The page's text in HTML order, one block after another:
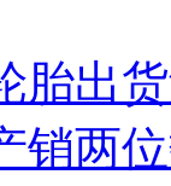
胎出
销两